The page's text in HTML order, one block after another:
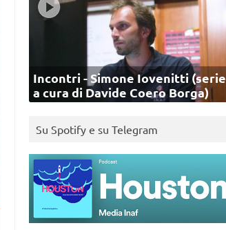
Incontri - Simone Iovenitti (serie
a cura di Davide Coero Borga)
Su Spotify e su Telegram